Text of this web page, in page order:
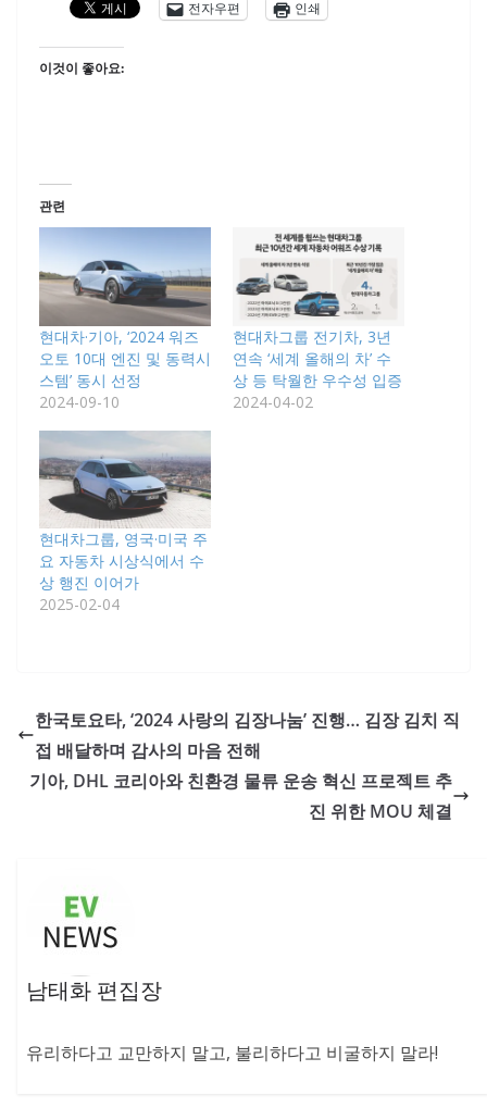
전자우편 인쇄
이것이 좋아요:
관련
현대차·기아, ‘2024 워즈
오토 10대 엔진 및 동력시
스템’ 동시 선정
2024-09-10
현대차그룹 전기차, 3년
연속 ‘세계 올해의 차’ 수
상 등 탁월한 우수성 입증
2024-04-02
현대차그룹, 영국·미국 주
요 자동차 시상식에서 수
상 행진 이어가
2025-02-04
한국토요타, ‘2024 사랑의 김장나눔’ 진행… 김장 김치 직
접 배달하며 감사의 마음 전해
기아, DHL 코리아와 친환경 물류 운송 혁신 프로젝트 추
진 위한 MOU 체결
남태화 편집장
유리하다고 교만하지 말고, 불리하다고 비굴하지 말라!